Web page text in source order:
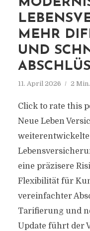
MEHR
UND
11. April 2026 2
Click to rate this
Neue Leben
eine präzisere
Flexibilität für
vereinfachter
Tarifierung und
Update führt der